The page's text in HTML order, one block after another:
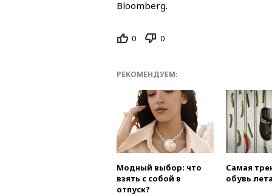
Bloomberg.
0 0
РЕКОМЕНДУЕМ:
Модный выбор: что
взять с собой в
отпуск?
Самая
обувь